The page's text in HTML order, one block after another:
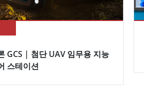
GCS | 첨단 UAV 임무용 지능
스테이션